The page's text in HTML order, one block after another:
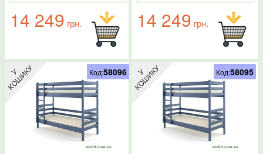
14 249 грн. 14 249 грн.
Код:58096 Код:58095